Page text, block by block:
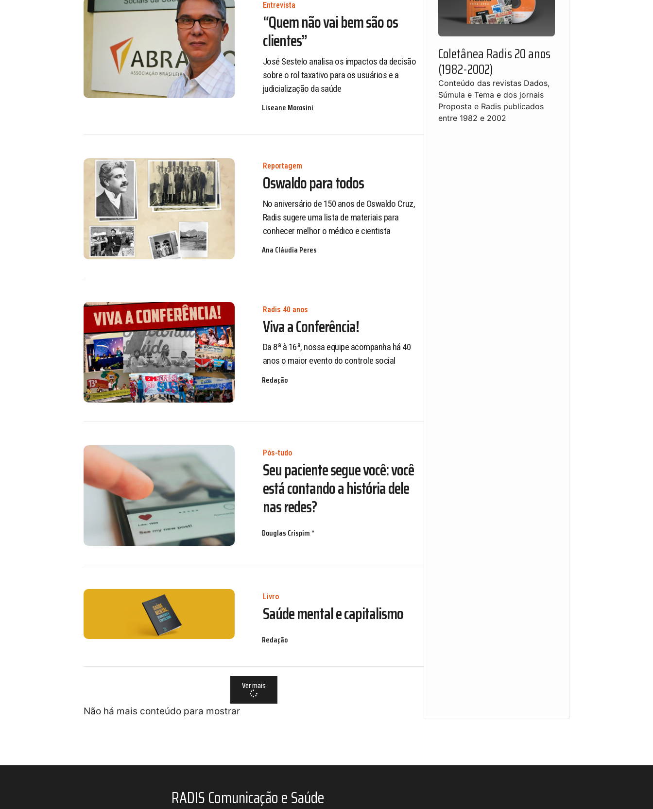
Entrevista
“Quem não vai bem são os
clientes”
José Sestelo analisa os impactos da decisão
sobre o rol taxativo para os usuários e a
judicialização da saúde
Liseane Morosini
Reportagem
Oswaldo para todos
No aniversário de 150 anos de Oswaldo Cruz,
Radis sugere uma lista de materiais para
conhecer melhor o médico e cientista
Ana Cláudia Peres
Radis 40 anos
Viva a Conferência!
Da 8ª à 16ª, nossa equipe acompanha há 40
anos o maior evento do controle social
Redação
Pós-tudo
Seu paciente segue você: você
está contando a história dele
nas redes?
Douglas Crispim *
Livro
Saúde mental e capitalismo
Redação
Ver mais
Não há mais conteúdo para mostrar
Coletânea Radis 20 anos
(1982-2002)
Conteúdo das revistas Dados,
Súmula e Tema e dos jornais
Proposta e Radis publicados
entre 1982 e 2002
RADIS Comunicação e Saúde